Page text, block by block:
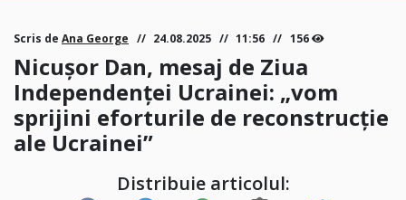
Scris de Ana George 24.08.2025 11:56 156
Nicușor Dan, mesaj de Ziua
Independenței Ucrainei: „vom
sprijini eforturile de reconstrucție
ale Ucrainei”
Distribuie articolul: